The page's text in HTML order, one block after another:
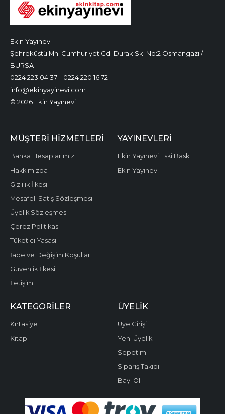
Ekin Yayınevi
Şehreküstü Mh. Cumhuriyet Cd. Durak Sk. No:2 Osmangazi /
BURSA
0224 223 04 37
0224 220 16 72
info@ekinyayinevi.com
© 2026 Ekin Yayınevi
MÜŞTERI HIZMETLERI
Banka Hesaplarımız
Hakkımızda
Gizlilik İlkesi
Mesafeli Satış Sözleşmesi
Üyelik Sözleşmesi
Çerez Politikası
Tüketici Yasası
İade ve Değişim Koşulları
Güvenlik İlkesi
İletişim
YAYINEVLERI
Ekin Yayınevi Eski Baskı
Ekin Yayınevi
KATEGORILER
Kırtasiye
Kitap
ÜYELIK
Üye Girişi
Yeni Üyelik
Sepetim
Sipariş Takibi
Bayi Ol